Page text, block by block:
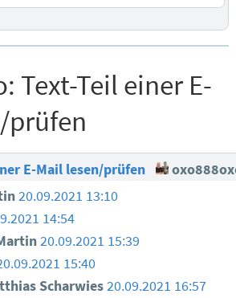
Text-Teil einer E-
prüfen
E-Mail lesen/prüfen
20.09.2021 13:10
14:54
20.09.2021 15:39
15:40
Scharwies20.09.2021 16:57